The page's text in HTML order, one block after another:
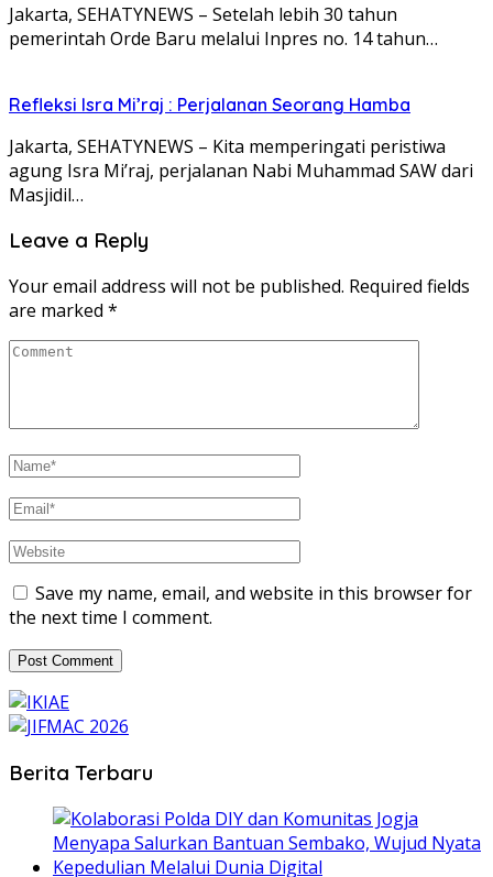
Jakarta, SEHATYNEWS – Setelah lebih 30 tahun
pemerintah Orde Baru melalui Inpres no. 14 tahun…
Refleksi Isra Mi’raj : Perjalanan Seorang Hamba
Jakarta, SEHATYNEWS – Kita memperingati peristiwa
agung Isra Mi’raj, perjalanan Nabi Muhammad SAW dari
Masjidil…
Leave a Reply
Your email address will not be published. Required fields
are marked *
Save my name, email, and website in this browser for
the next time I comment.
Berita Terbaru